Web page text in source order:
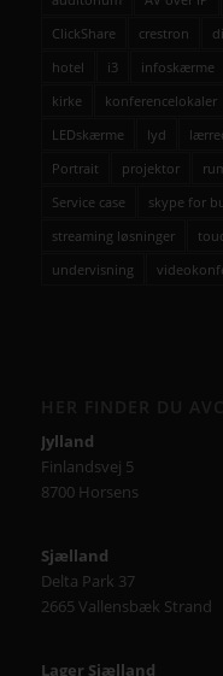
ClickShare
crestron
hotel
i3 infoskærme
kirke
konferencelokaler
LEDskærme
lyd
Portrait
projektor
Service case
skype for
streaming løsninger
undervisning
Jylland
Finlandsvej 5
8700 Horsens
Sjælland
Delta Park 37
2665 Vallensbæk Strand
Lager Sjælland